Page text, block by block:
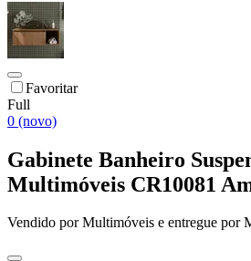
Favoritar
Full
0 (novo)
Gabinete Banheiro
Multimóveis CR10081
Vendido porMultimóveis e entregue por